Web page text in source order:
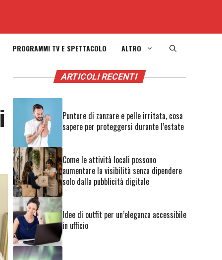
PROGRAMMI TV E SPETTACOLO ALTRO
ARTICOLI RECENTI
Punture di zanzare e pelle irritata, cosa
sapere per proteggersi durante l’estate
Come le attività locali possono
aumentare la visibilità senza dipendere
solo dalla pubblicità digitale
Idee di outfit per un’eleganza accessibile
in ufficio